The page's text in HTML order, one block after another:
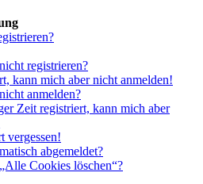
registrieren?
kann mich aber nicht anmelden!
anmelden?
Zeit registriert, kann mich aber
vergessen!
abgemeldet?
Cookies löschen“?